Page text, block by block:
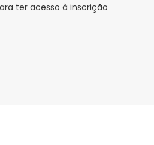
ter acesso à inscrição